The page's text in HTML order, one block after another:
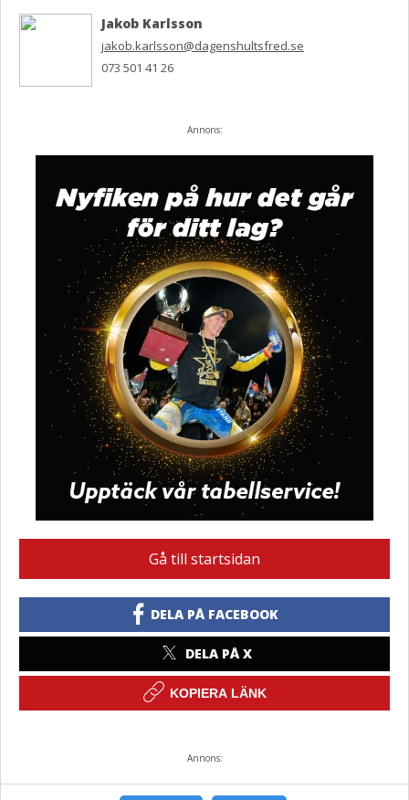
Jakob Karlsson
jakob.karlsson@dagenshultsfred.se
073 501 41 26
Annons:
Gå till startsidan
DELA PÅ FACEBOOK
DELA PÅ X
KOPIERA LÄNK
Annons: